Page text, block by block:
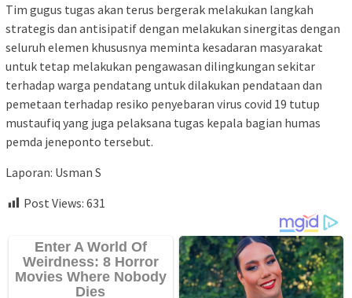
Tim gugus tugas akan terus bergerak melakukan langkah
strategis dan antisipatif dengan melakukan sinergitas dengan
seluruh elemen khususnya meminta kesadaran masyarakat
untuk tetap melakukan pengawasan dilingkungan sekitar
terhadap warga pendatang untuk dilakukan pendataan dan
pemetaan terhadap resiko penyebaran virus covid 19 tutup
mustaufiq yang juga pelaksana tugas kepala bagian humas
pemda jeneponto tersebut.
Laporan: Usman S
Post Views: 631